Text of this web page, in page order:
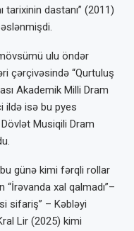
tarixinin dastanı” (2011)
ulu öndər
çərçivəsində “Qurtuluş
Akademik Milli Dram
ildə isə bu pyes
Musiqili Dram
günə kimi fərqli rollar
xal qalmadı”–
sifariş” – Kəbləyi
Lir (2025) kimi